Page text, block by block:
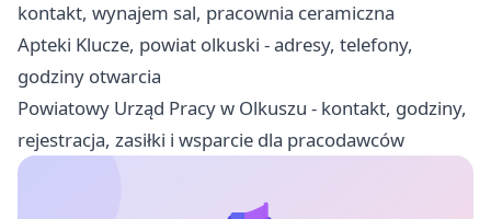
kontakt, wynajem sal, pracownia ceramiczna
Apteki Klucze, powiat olkuski - adresy, telefony,
godziny otwarcia
Powiatowy Urząd Pracy w Olkuszu - kontakt, godziny,
rejestracja, zasiłki i wsparcie dla pracodawców